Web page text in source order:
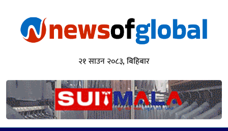
२१ साउन २०८३, बिहिबार